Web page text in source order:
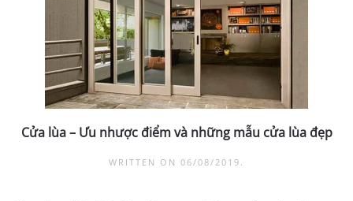
Cửa lùa – Ưu nhược điểm và những mẫu cửa lùa đẹp
WRITTEN ON 06/08/2019 .